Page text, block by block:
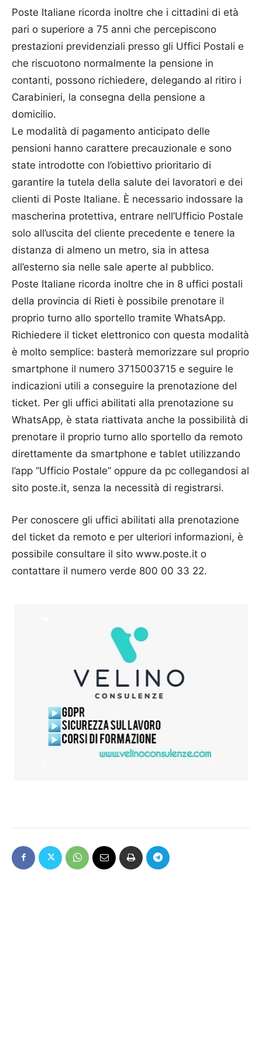
Poste Italiane ricorda inoltre che i cittadini di età
pari o superiore a 75 anni che percepiscono
prestazioni previdenziali presso gli Uffici Postali e
che riscuotono normalmente la pensione in
contanti, possono richiedere, delegando al ritiro i
Carabinieri, la consegna della pensione a
domicilio.
Le modalità di pagamento anticipato delle
pensioni hanno carattere precauzionale e sono
state introdotte con l’obiettivo prioritario di
garantire la tutela della salute dei lavoratori e dei
clienti di Poste Italiane. È necessario indossare la
mascherina protettiva, entrare nell’Ufficio Postale
solo all’uscita del cliente precedente e tenere la
distanza di almeno un metro, sia in attesa
all’esterno sia nelle sale aperte al pubblico.
Poste Italiane ricorda inoltre che in 8 uffici postali
della provincia di Rieti è possibile prenotare il
proprio turno allo sportello tramite WhatsApp.
Richiedere il ticket elettronico con questa modalità
è molto semplice: basterà memorizzare sul proprio
smartphone il numero 3715003715 e seguire le
indicazioni utili a conseguire la prenotazione del
ticket. Per gli uffici abilitati alla prenotazione su
WhatsApp, è stata riattivata anche la possibilità di
prenotare il proprio turno allo sportello da remoto
direttamente da smartphone e tablet utilizzando
l’app “Ufficio Postale” oppure da pc collegandosi al
sito poste.it, senza la necessità di registrarsi.
Per conoscere gli uffici abilitati alla prenotazione
del ticket da remoto e per ulteriori informazioni, è
possibile consultare il sito www.poste.it o
contattare il numero verde 800 00 33 22.